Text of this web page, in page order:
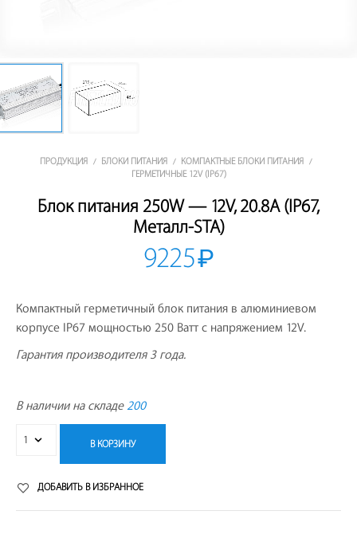
ПРОДУКЦИЯ / БЛОКИ ПИТАНИЯ / КОМПАКТНЫЕ БЛОКИ ПИТАНИЯ /
ГЕРМЕТИЧНЫЕ 12V (IP67)
Блок питания 250W — 12V, 20.8A (IP67,
Металл-STA)
9225₽
Компактный герметичный блок питания в алюминиевом
корпусе IP67 мощностью 250 Ватт с напряжением 12V.
Гарантия производителя 3 года.
В наличии на складе200
В КОРЗИНУ
ДОБАВИТЬ В ИЗБРАННОЕ